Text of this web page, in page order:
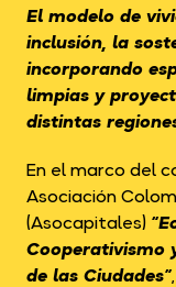
El modelo de
inclusión, la
incorporando
limpias y
distintas
En el marco del
Asociación
(Asocapitales)
Cooperativismo
de las Ciudades”